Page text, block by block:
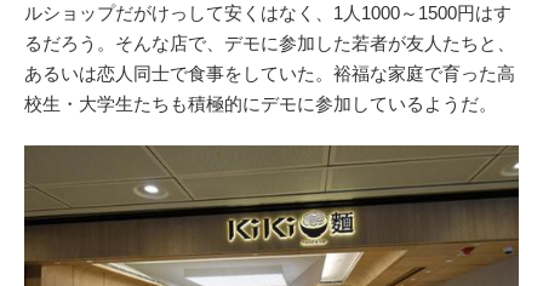
ルショップだがけっして安くはなく、1人1000～1500円はす
るだろう。そんな店で、デモに参加した若者が友人たちと、
あるいは恋人同士で食事をしていた。裕福な家庭で育った高
校生・大学生たちも積極的にデモに参加しているようだ。